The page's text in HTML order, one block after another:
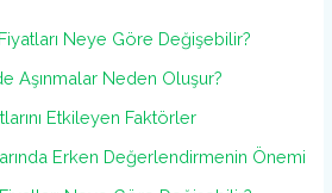
Neye Göre Değişebilir?
Aşınmalar Neden Oluşur?
Etkileyen Faktörler
Erken Değerlendirmenin Önemi